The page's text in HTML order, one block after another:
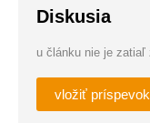
Diskusia
u článku nie je zatiaľ
vložiť